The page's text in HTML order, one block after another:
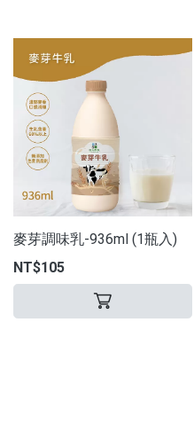
麥芽調味乳-936ml (1瓶入)
NT$105